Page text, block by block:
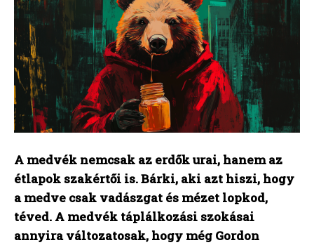
A medvék nemcsak az erdők urai, hanem az
étlapok szakértői is. Bárki, aki azt hiszi, hogy
a medve csak vadászgat és mézet lopkod,
téved. A medvék táplálkozási szokásai
annyira változatosak, hogy még Gordon